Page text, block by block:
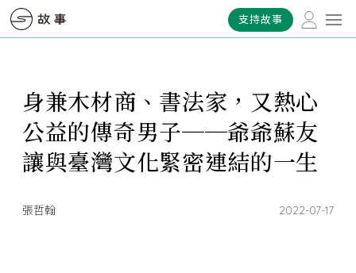
支持故事
身兼木材商、書法家，又熱心
公益的傳奇男子──爺爺蘇友
讓與臺灣文化緊密連結的一生
張哲翰 2022-07-17